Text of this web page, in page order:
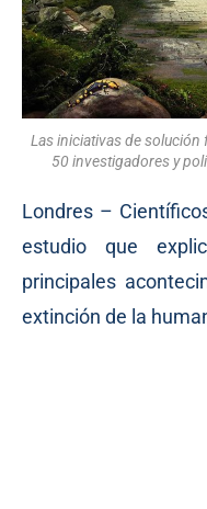
Las iniciativas de solución
50 investigadores y
Londres –
estudio que
principales
extinción de la